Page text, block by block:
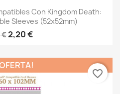
Con Kingdom Death:
Sleeves (52x52mm)
€2,20 €
favorite_border